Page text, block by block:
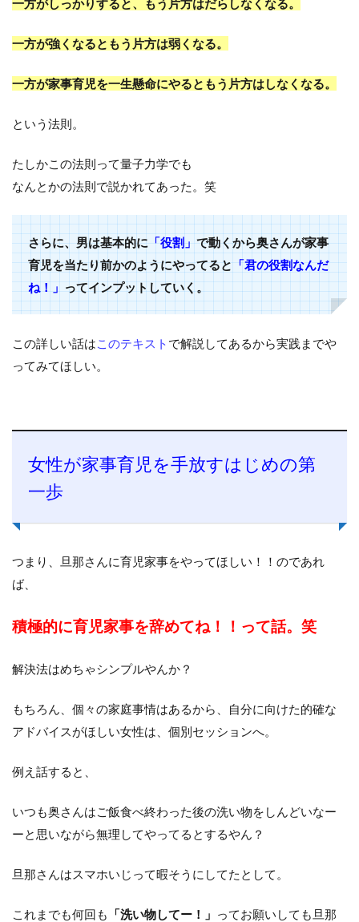
一方がしっかりすると、もう片方はだらしなくなる。
一方が強くなるともう片方は弱くなる。
一方が家事育児を一生懸命にやるともう片方はしなくなる。
という法則。
たしかこの法則って量子力学でも
なんとかの法則で説かれてあった。笑
さらに、男は基本的に「役割」で動くから奥さんが家事
育児を当たり前かのようにやってると「君の役割なんだ
ね！」ってインプットしていく。
この詳しい話はこのテキスト で解説してあるから実践までや
ってみてほしい。
女性が家事育児を手放すはじめの第
一歩
つまり、旦那さんに育児家事をやってほしい！！のであれ
ば、
積極的に育児家事を辞めてね！！って話。笑
解決法はめちゃシンプルやんか？
もちろん、個々の家庭事情はあるから、自分に向けた的確な
アドバイスがほしい女性は、個別セッションへ。
例え話すると、
いつも奥さんはご飯食べ終わった後の洗い物をしんどいなー
ーと思いながら無理してやってるとするやん？
旦那さんはスマホいじって暇そうにしてたとして。
これまでも何回も 「洗い物してー！」 ってお願いしても旦那